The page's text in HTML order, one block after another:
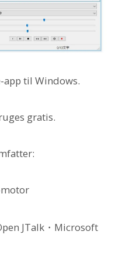
til Windows.
gratis.
JTalk・Microsoft